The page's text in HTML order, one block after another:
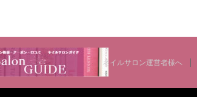
ネイルサロン運営者様へ